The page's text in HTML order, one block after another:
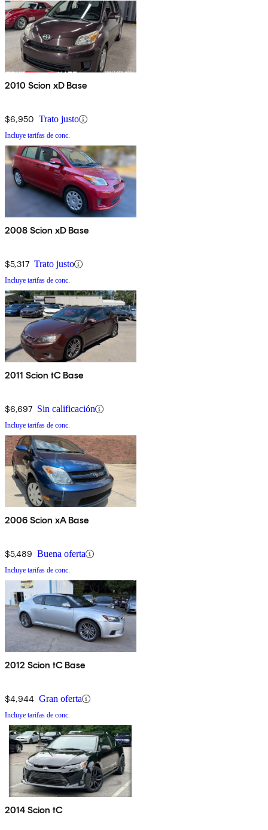
2010 Scion xD Base
$6,950 Trato justo
Incluye tarifas de conc.
2008 Scion xD Base
$5,317 Trato justo
Incluye tarifas de conc.
2011 Scion tC Base
$6,697 Sin calificación
Incluye tarifas de conc.
2006 Scion xA Base
$5,489 Buena oferta
Incluye tarifas de conc.
2012 Scion tC Base
$4,944 Gran oferta
Incluye tarifas de conc.
2014 Scion tC